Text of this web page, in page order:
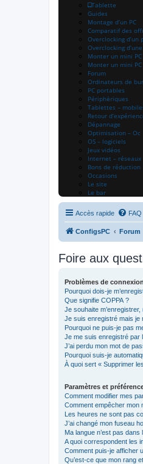
Tablette
Guides
Montage d’un PC
Comparatif des
Overclocking d’un
Overclocking
Monter un mini
Monter un mini
Forum
Ordinateurs de
PC portables
Périphériques
Tablettes –
Retour
Dépannage
Optimisation – Oc
OS – logiciels
Jeux vidéos
Internet – réseaux
Bons de réduction
Occasions
Le site
Le bar
Accès rapide FAQ
ConfigsPC Forum
Foire aux
Problèmes de
Pourquoi dois-je
Que signifie COPPA ?
Je souhaite
Je suis enregistré mais je
Pourquoi ne puis-je pas
Je me suis enregistré par
J’ai perdu mon mot de
Pourquoi suis-je
À quoi sert « Supprimer
Paramètres et
Comment modifier mes
Comment empêcher mon
Les heures ne sont pas
J’ai changé mon fuseau
Ma langue n’est pas dans
A quoi correspondent les
Comment puis-je afficher
Qu’est-ce que mon rang